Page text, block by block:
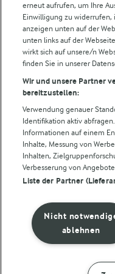
Arla Pro
Für unsere
Folge uns!
Cookie Wahl wieder öffnen
Datenschutzbestimmungen
erneut aufrufen, um Ihre
Einwilligung zu widerrufen,
anzeigen unten auf der
unten links auf der
wirkt sich auf unsere/n
finden Sie in unserer
Wir und unsere Partner
bereitzustellen:
Verwendung genauer
Identifikation aktiv
Informationen auf einem
Inhalte, Messung von
Inhalten,
Verbesserung von
Liste der Partner
Nicht
ablehnen